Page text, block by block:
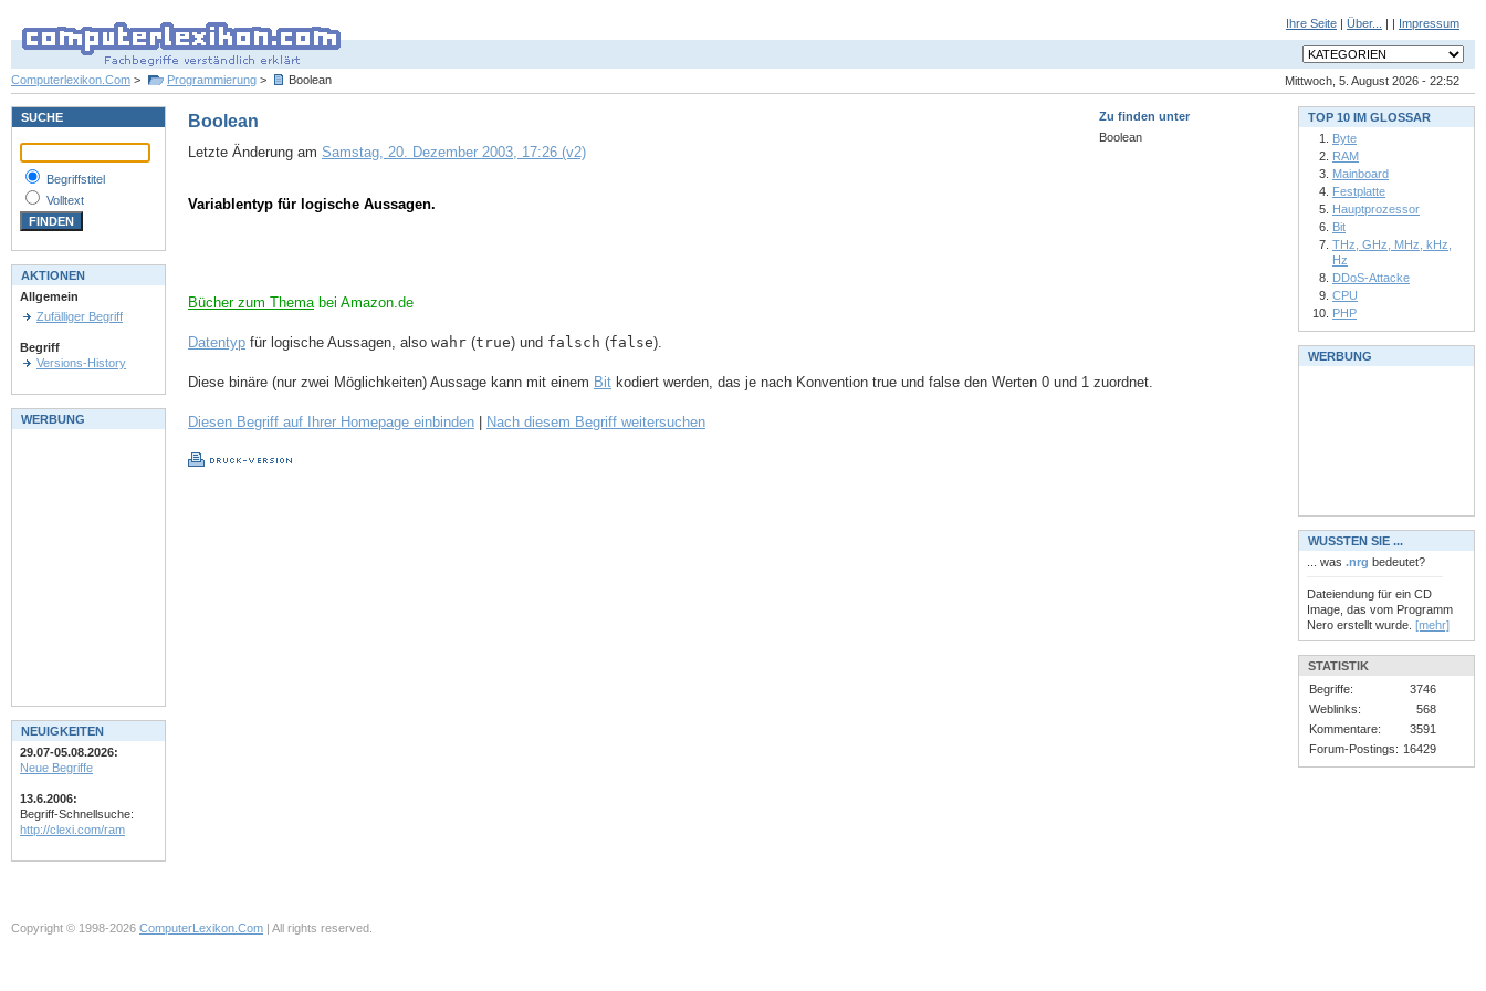
Ihre Seite | Über... | | Impressum
Mittwoch, 5. August 2026 - 22:52
Computerlexikon.Com > Programmierung > Boolean
Zu finden unter
Boolean
Boolean
Letzte Änderung am Samstag, 20. Dezember 2003, 17:26 (v2)
Variablentyp für logische Aussagen.
Bücher zum Themabei Amazon.de
Datentyp für logische Aussagen, also wahr (true) und falsch (false).
Diese binäre (nur zwei Möglichkeiten) Aussage kann mit einem Bit kodiert werden, das je nach Konvention true und false den Werten 0 und 1 zuordnet.
Diesen Begriff auf Ihrer Homepage einbinden Nach diesem Begriff weitersuchen
SUCHE
Begriffstitel
Volltext
AKTIONEN
Allgemein
Zufälliger Begriff
Begriff
Versions-History
WERBUNG
NEUIGKEITEN
29.07-05.08.2026:
Neue Begriffe
13.6.2006:
Begriff-Schnellsuche:
http://clexi.com/ram
TOP 10 IM GLOSSAR
Byte
RAM
Mainboard
Festplatte
Hauptprozessor
Bit
THz, GHz, MHz, kHz,
Hz
DDoS-Attacke
CPU
PHP
WERBUNG
WUSSTEN SIE ...
... was .nrg bedeutet?
Dateiendung für ein CD
Image, das vom Programm
Nero erstellt wurde. [mehr]
STATISTIK
Begriffe:
3746
Weblinks:
568
Kommentare:
3591
Forum-Postings: 16429
Copyright © 1998-2026 ComputerLexikon.Com | All rights reserved.